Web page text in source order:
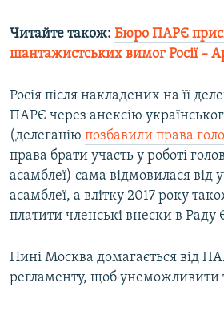
Читайте також: Бюро ПАРЄ
шантажистських вимог Росії –
Росія після накладених на її
ПАРЄ через анексію
(делегацію позбавили права
права брати участь у роботі
асамблеї) сама відмовилася від
асамблеї, а влітку 2017 року
платити членські внески в Раду
Нині Москва домагається від
регламенту, щоб унеможливити